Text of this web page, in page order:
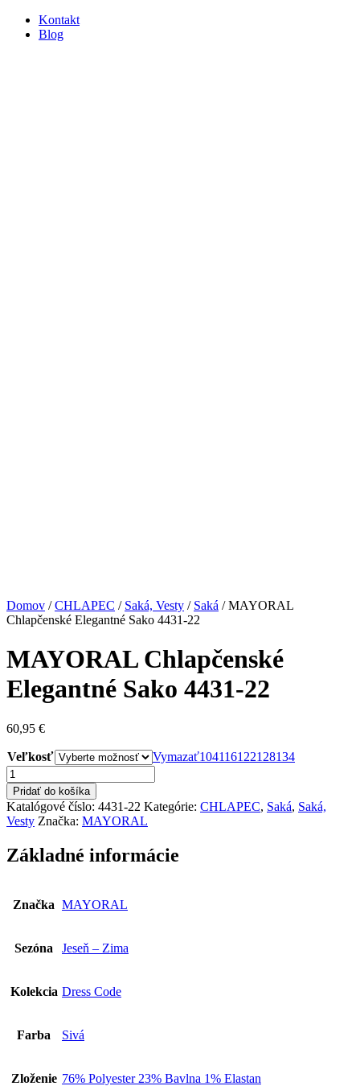
Kontakt
Blog
Domov /CHLAPEC / Saká, Vesty / Saká / MAYORAL
Chlapčenské Elegantné Sako 4431-22
MAYORAL Chlapčenské
Elegantné Sako 4431-22
60,95 €
Veľkosť Vymazať104116122128134
množstvo
MAYORAL
Chlapčenské
Elegantné
Sako
22
Pridať do košíka
Katalógové číslo: 4431-22 Kategórie: CHLAPEC, Saká, Saká,
Vesty Značka: MAYORAL
Základné informácie
Značka MAYORAL
Sezóna Jeseň – Zima
Kolekcia Dress Code
Farba Sivá
Zloženie 76% Polyester 23% Bavlna 1% Elastan